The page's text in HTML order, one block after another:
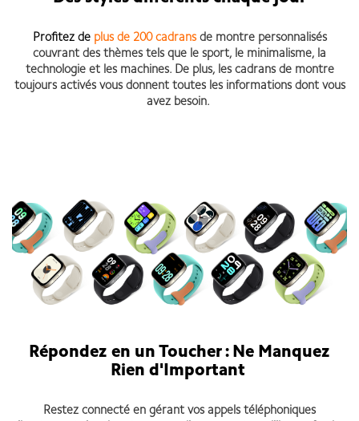
Profitez deplus de 200 cadransde montre personnalisés
couvrant des thèmes tels que le sport, le minimalisme, la
technologie et les machines. De plus, les cadrans de montre
toujours activés vous donnent toutes les informations dont vous
avez besoin.
Répondez en un Toucher : Ne Manquez
Rien d'Important
Restez connecté en gérant vos appels téléphoniques